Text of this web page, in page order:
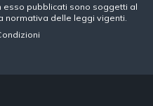
esso pubblicati sono soggetti al
normativa delle leggi vigenti.